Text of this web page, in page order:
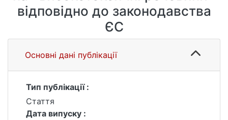
відповідно до законодавства
ЄС
Основні дані публікації
Тип публікації :
Стаття
Дата випуску :